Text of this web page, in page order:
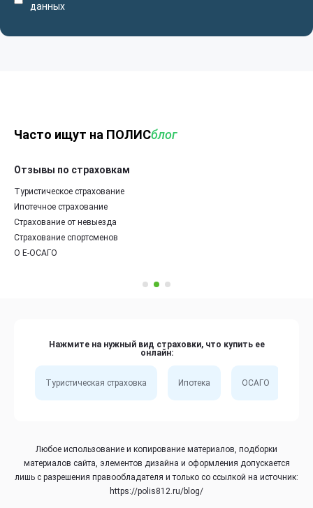
данных
Часто ищут на ПОЛИСблог
Отзывы по страховкам
Туристическое страхование
Ипотечное страхование
Страхование от невыезда
Страхование спортсменов
О Е-ОСАГО
Нажмите на нужный вид страховки, что купить ее
онлайн:
Туристическая страховка Ипотека ОСАГО
Любое использование и копирование материалов, подборки
материалов сайта, элементов дизайна и оформления допускается
лишь с разрешения правообладателя и только со ссылкой на источник:
https://polis812.ru/blog/